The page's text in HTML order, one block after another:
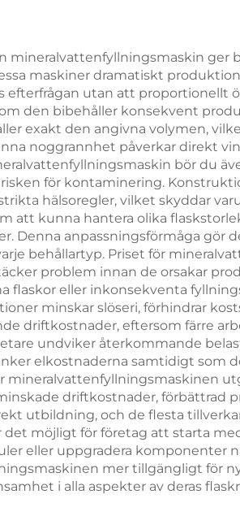
ger
maskiner dramatiskt
utan att proportionellt
den bibehåller konsekvent
exakt den angivna volymen,
noggrannhet påverkar direkt
bör du
för kontaminering.
hälsoregler, vilket skyddar
kunna hantera olika
Denna anpassningsförmåga gör
behållartyp. Priset för
problem innan de orsakar
flaskor eller inkonsekventa
minskar slöseri, förhindrar
driftkostnader, eftersom färre
undviker återkommande
elkostnaderna samtidigt som
mineralvattenfyllningsmaskinen
driftkostnader, förbättrad
utbildning, och de flesta
möjligt för företag att starta
eller uppgradera komponenter
mer tillgängligt för
i alla aspekter av deras